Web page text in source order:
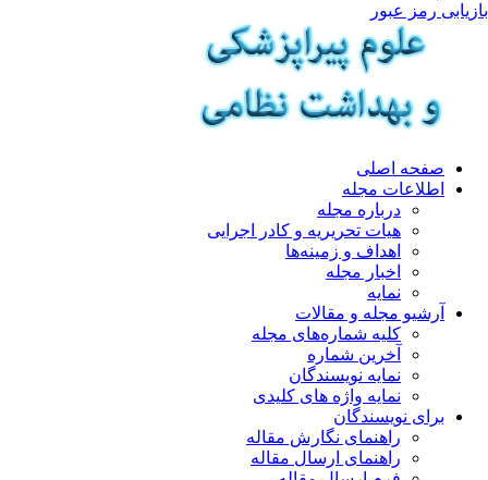
رمز عبور
صفحه اصلی
اطلاعات مجله
درباره مجله
هیات تحریریه و کادر اجرایی
اهداف و زمینه‌ها
اخبار مجله
نمایه
آرشیو مجله و مقالات
کلیه شماره‌های مجله
آخرین شماره
نمایه نویسندگان
نمایه واژه های کلیدی
برای نویسندگان
راهنمای نگارش مقاله
راهنمای ارسال مقاله